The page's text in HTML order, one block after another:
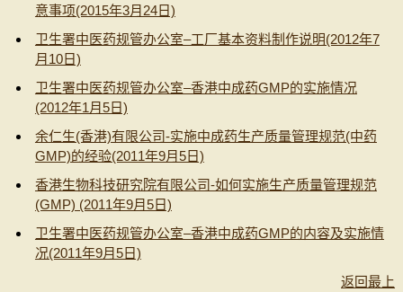
意事项(2015年3月24日)
卫生署中医药规管办公室–工厂基本资料制作说明(2012年7
月10日)
卫生署中医药规管办公室–香港中成药GMP的实施情况
(2012年1月5日)
余仁生(香港)有限公司-实施中成药生产质量管理规范(中药
GMP)的经验(2011年9月5日)
香港生物科技研究院有限公司-如何实施生产质量管理规范
(GMP) (2011年9月5日)
卫生署中医药规管办公室–香港中成药GMP的内容及实施情
况(2011年9月5日)
返回最上